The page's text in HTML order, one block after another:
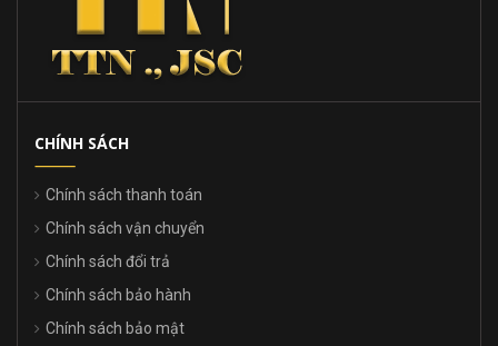
CHÍNH SÁCH
Chính sách thanh toán
Chính sách vận chuyển
Chính sách đổi trả
Chính sách bảo hành
Chính sách bảo mật